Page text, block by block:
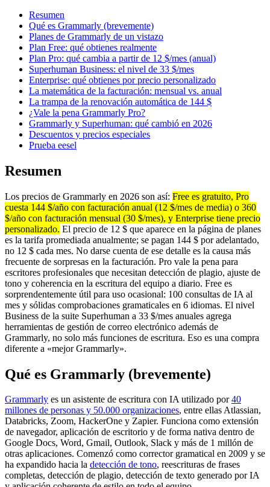
Resumen
Qué es Grammarly (brevemente)
Planes de Grammarly de un vistazo
Plan Free: qué obtienes realmente
Plan Pro: qué cambia a partir de 12 $/mes (anual)
Superhuman Business: el nivel de 33 $/mes
Enterprise: qué obtienes por precio personalizado
La matemática de la facturación: mensual vs. anual
La trampa de la renovación automática de 144 $
¿Vale la pena Grammarly Pro?
Grammarly y Superhuman: qué cambió en 2026
Descuentos y precios especiales
Prueba eesel
Resumen
Los precios de Grammarly en 2026 son así: Free es gratuito, Pro
cuesta 144 $/año con facturación anual (12 $/mes de media) o 360
$/año con facturación mensual (30 $/mes), y Enterprise tiene precio
personalizado. El precio de 12 $ que aparece en la página de planes
es la tarifa promediada anualmente; se pagan 144 $ por adelantado,
no 12 $ cada mes. No darse cuenta de ese detalle es la causa más
frecuente de sorpresas en la facturación. Pro vale la pena para
escritores profesionales que necesitan detección de plagio, ajuste de
tono y coherencia en la escritura del equipo a diario. Free es
sorprendentemente útil para uso ocasional: 100 consultas de IA al
mes y sólidas comprobaciones gramaticales en 6 idiomas. El nivel
Business de la suite Superhuman a 33 $/mes anuales agrega
herramientas de gestión de correo electrónico además de
Grammarly, no solo más funciones de escritura. Eso es una compra
diferente a «mejor Grammarly».
Qué es Grammarly (brevemente)
Grammarly es un asistente de escritura con IA utilizado por40
millones de personas y 50.000 organizaciones, entre ellas Atlassian,
Databricks, Zoom, HackerOne y Zapier. Funciona como extensión
de navegador, aplicación de escritorio y de forma nativa dentro de
Google Docs, Word, Gmail, Outlook, Slack y más de 1 millón de
otras aplicaciones. Comenzó como corrector gramatical en 2009 y se
ha expandido hacia la detección de tono, reescrituras de frases
completas, detección de plagio, detección de texto generado por IA